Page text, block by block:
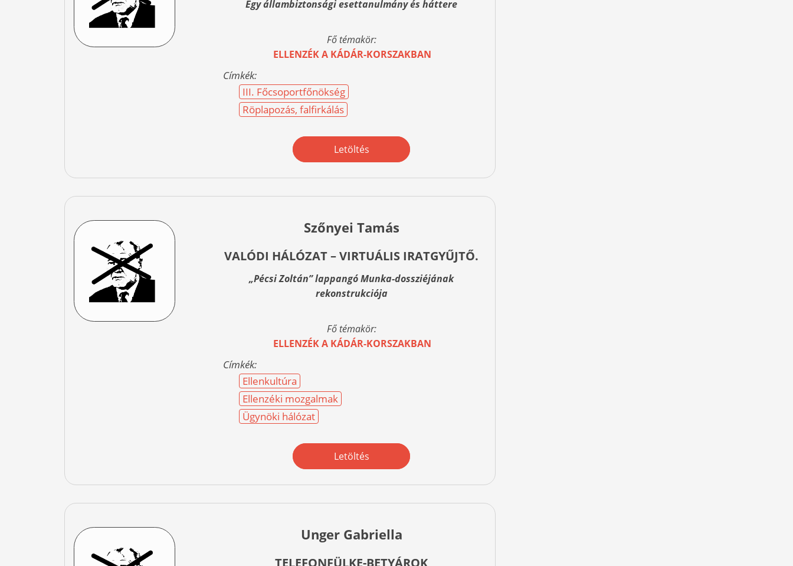
Egy állambiztonsági esettanulmány és háttere
Fő témakör:
ELLENZÉK A KÁDÁR-KORSZAKBAN
Címkék:
III. Főcsoportfőnökség
Röplapozás, falfirkálás
Letöltés
Szőnyei Tamás
VALÓDI HÁLÓZAT – VIRTUÁLIS IRATGYŰJTŐ.
„Pécsi Zoltán” lappangó Munka-dossziéjának
rekonstrukciója
Fő témakör:
ELLENZÉK A KÁDÁR-KORSZAKBAN
Címkék:
Ellenkultúra
Ellenzéki mozgalmak
Ügynöki hálózat
Letöltés
Unger Gabriella
TELEFONFÜLKE-BETYÁROK